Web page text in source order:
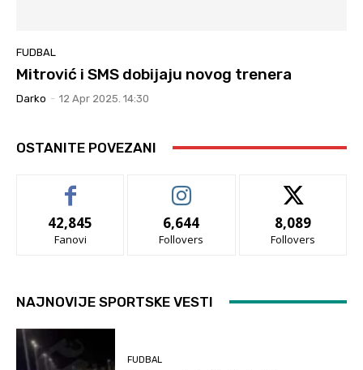
FUDBAL
Mitrović i SMS dobijaju novog trenera
Darko - 12 Apr 2025. 14:30
OSTANITE POVEZANI
42,845
Fanovi
6,644
Follovers
8,089
Follovers
NAJNOVIJE SPORTSKE VESTI
FUDBAL